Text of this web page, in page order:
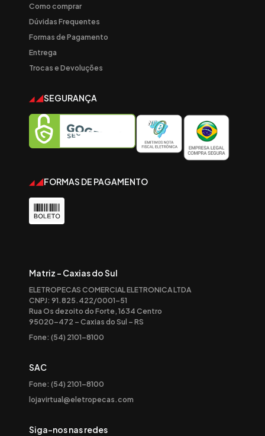
Como comprar
Dúvidas Frequentes
Formas de Pagamento
Entrega
Trocas e Devoluções
SEGURANÇA
FORMAS DE PAGAMENTO
Matriz - Caxias do Sul
ELETROPECAS COMERCIAL ELETRONICA LTDA
CNPJ: 91.825.422/0001-51
Rua Os dezoito do Forte, 1634 Centro
95020-472 – Caxias do Sul – RS
Fone: (54) 2101-8100
SAC
Fone: (54) 2101-8100
lojavirtual@eletropecas.com
Siga-nos nas redes